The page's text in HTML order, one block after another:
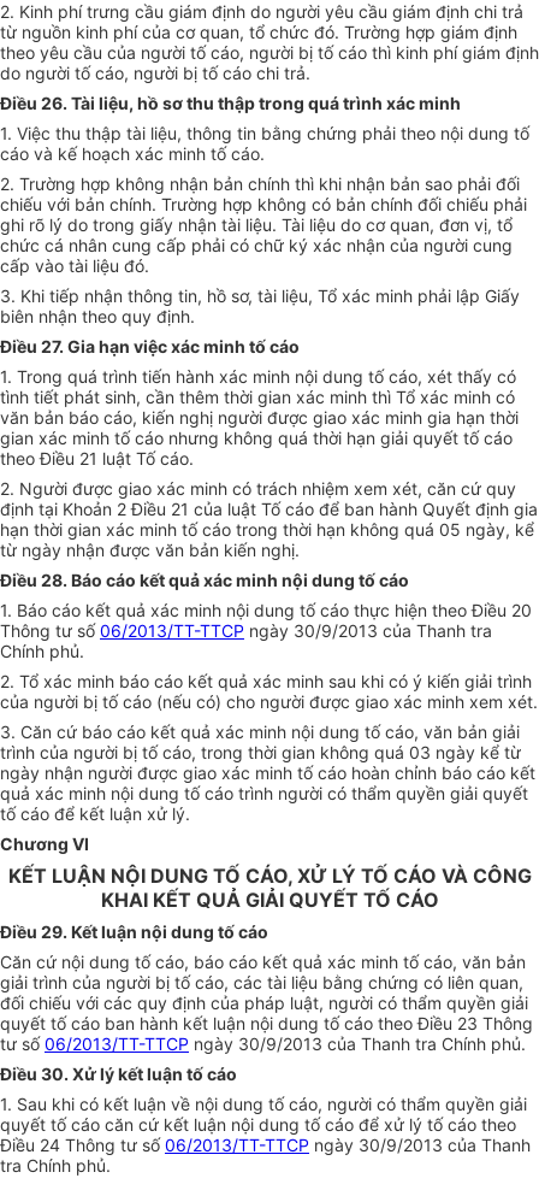
2. Kinh phí trưng cầu giám định do người yêu cầu giám định chi trả
từ nguồn kinh phí của cơ quan, tổ chức đó. Trường hợp giám định
theo yêu cầu của người tố cáo, người bị tố cáo thì kinh phí giám định
do người tố cáo, người bị tố cáo chi trả.
Điều 26. Tài liệu, hồ sơ thu thập trong quá trình xác minh
1. Việc thu thập tài liệu, thông tin bằng chứng phải theo nội dung tố
cáo và kế hoạch xác minh tố cáo.
2. Trường hợp không nhận bản chính thì khi nhận bản sao phải đối
chiếu với bản chính. Trường hợp không có bản chính đối chiếu phải
ghi rõ lý do trong giấy nhận tài liệu. Tài liệu do cơ quan, đơn vị, tổ
chức cá nhân cung cấp phải có chữ ký xác nhận của người cung
cấp vào tài liệu đó.
3. Khi tiếp nhận thông tin, hồ sơ, tài liệu, Tổ xác minh phải lập Giấy
biên nhận theo quy định.
Điều 27. Gia hạn việc xác minh tố cáo
1. Trong quá trình tiến hành xác minh nội dung tố cáo, xét thấy có
tình tiết phát sinh, cần thêm thời gian xác minh thì Tổ xác minh có
văn bản báo cáo, kiến nghị người được giao xác minh gia hạn thời
gian xác minh tố cáo nhưng không quá thời hạn giải quyết tố cáo
theo Điều 21 luật Tố cáo.
2. Người được giao xác minh có trách nhiệm xem xét, căn cứ quy
định tại Khoản 2 Điều 21 của luật Tố cáo để ban hành Quyết định gia
hạn thời gian xác minh tố cáo trong thời hạn không quá 05 ngày, kể
từ ngày nhận được văn bản kiến nghị.
Điều 28. Báo cáo kết quả xác minh nội dung tố cáo
1. Báo cáo kết quả xác minh nội dung tố cáo thực hiện theo Điều 20
Thông tư số06/2013/TT-TTCP ngày 30/9/2013 của Thanh tra
Chính phủ.
2. Tổ xác minh báo cáo kết quả xác minh sau khi có ý kiến giải trình
của người bị tố cáo (nếu có) cho người được giao xác minh xem xét.
3. Căn cứ báo cáo kết quả xác minh nội dung tố cáo, văn bản giải
trình của người bị tố cáo, trong thời gian không quá 03 ngày kể từ
ngày nhận người được giao xác minh tố cáo hoàn chỉnh báo cáo kết
quả xác minh nội dung tố cáo trình người có thẩm quyền giải quyết
tố cáo để kết luận xử lý.
Chương VI
KẾT LUẬN NỘI DUNG TỐ CÁO, XỬ LÝ TỐ CÁO VÀ CÔNG
KHAI KẾT QUẢ GIẢI QUYẾT TỐ CÁO
Điều 29. Kết luận nội dung tố cáo
Căn cứ nội dung tố cáo, báo cáo kết quả xác minh tố cáo, văn bản
giải trình của người bị tố cáo, các tài liệu bằng chứng có liên quan,
đối chiếu với các quy định của pháp luật, người có thẩm quyền giải
quyết tố cáo ban hành kết luận nội dung tố cáo theo Điều 23 Thông
tư số06/2013/TT-TTCP ngày 30/9/2013 của Thanh tra Chính phủ.
Điều 30. Xử lý kết luận tố cáo
1. Sau khi có kết luận về nội dung tố cáo, người có thẩm quyền giải
quyết tố cáo căn cứ kết luận nội dung tố cáo để xử lý tố cáo theo
Điều 24 Thông tư số06/2013/TT-TTCP ngày 30/9/2013 của Thanh
tra Chính phủ.